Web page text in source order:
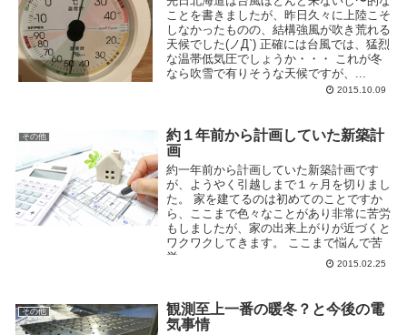
ことを書きましたが、昨日久々に上陸こそ
しなかったものの、結構強風が吹き荒れる
天候でした(ノД`) 正確には台風では、猛烈
な温帯低気圧でしょうか・・・ これが冬
なら吹雪で有りそうな天候ですが、...
2015.10.09
その他
約１年前から計画していた新築計
画
約一年前から計画していた新築計画です
が、ようやく引越しまで１ヶ月を切りまし
た。 家を建てるのは初めてのことですか
ら、ここまで色々なことがあり非常に苦労
もしましたが、家の出来上がりが近づくと
ワクワクしてきます。 ここまで悩んで苦
労...
2015.02.25
その他
観測至上一番の暖冬？と今後の電
気事情